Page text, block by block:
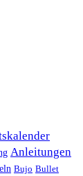
Anleitungen
Bujo Bullet